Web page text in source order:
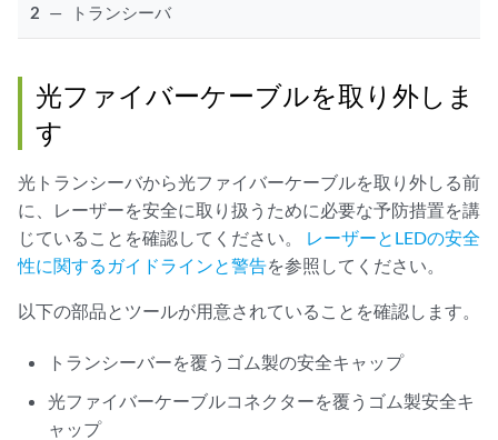
2 — トランシーバ
光ファイバーケーブルを取り外しま
す
光トランシーバから光ファイバーケーブルを取り外しる前
に、レーザーを安全に取り扱うために必要な予防措置を講
じていることを確認してください。
レーザーとLEDの安全
性に関するガイドラインと警告を参照してください。
以下の部品とツールが用意されていることを確認します。
トランシーバーを覆うゴム製の安全キャップ
光ファイバーケーブルコネクターを覆うゴム製安全キ
ャップ